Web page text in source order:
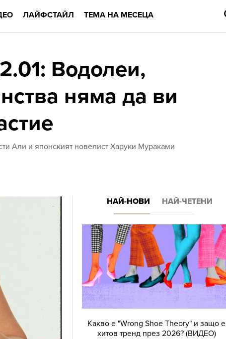
ЛАЙФСТАЙЛ ТЕМА НА МЕСЕЦА
Водолеи,
няма да ви
Али и японският новелист Харуки Мураками
НАЙ-НОВИ НАЙ-ЧЕТЕНИ
Какво е "Wrong Shoe Theory" и защо е
хитов тренд през 2026? (ВИДЕО)